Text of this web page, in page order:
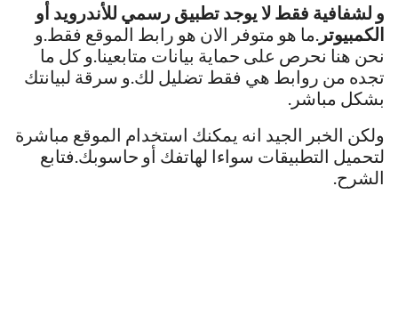
و لشفافية فقط لا يوجد تطبيق رسمي للأندرويد أو
الكمبيوتر .ما هو متوفر الان هو رابط الموقع فقط.و
نحن هنا نحرص على حماية بيانات متابعينا.و كل ما
تجده من روابط هي فقط تضليل لك.و سرقة لبيانتك
بشكل مباشر.
ولكن الخبر الجيد انه يمكنك استخدام الموقع مباشرة
لتحميل التطبيقات سواءا لهاتفك أو حاسوبك.فتابع
الشرح.